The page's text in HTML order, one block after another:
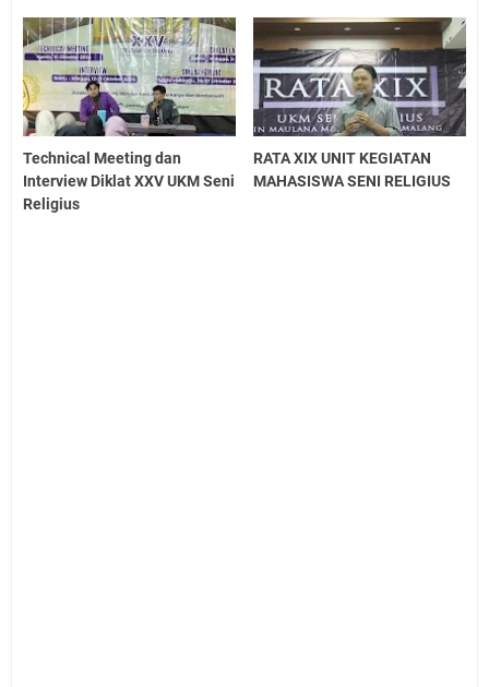
Technical Meeting dan
Interview Diklat XXV UKM Seni
Religius
RATA XIX UNIT KEGIATAN
MAHASISWA SENI RELIGIUS